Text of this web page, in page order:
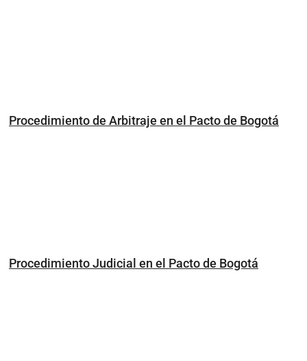
Procedimiento de Arbitraje en el Pacto de Bogotá
Procedimiento Judicial en el Pacto de Bogotá